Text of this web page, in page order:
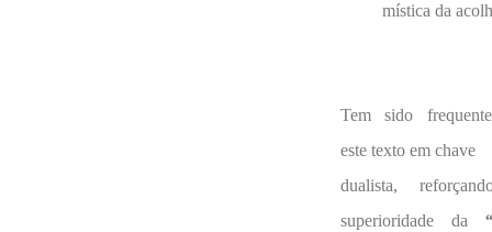
mística da
Tem sido
este texto em chave
dualista,
superioridade da